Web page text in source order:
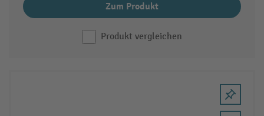
Zum Produkt
Produkt vergleichen